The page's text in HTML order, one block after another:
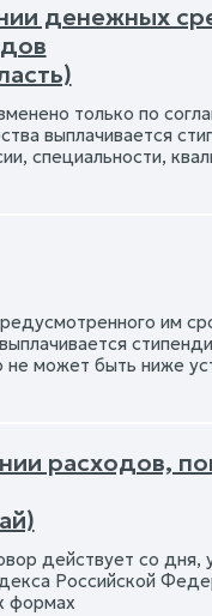
денежных
только по
выплачивается
специальности,
им
может быть ниже
расходов,
действует со дня,
Российской
формах